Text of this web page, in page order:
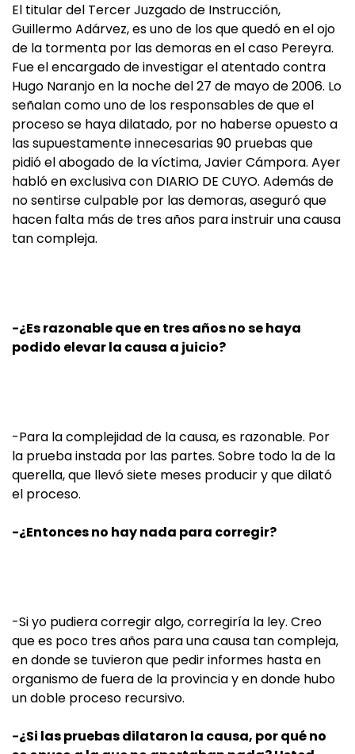
El titular del Tercer Juzgado de Instrucción,
Guillermo Adárvez, es uno de los que quedó en el ojo
de la tormenta por las demoras en el caso Pereyra.
Fue el encargado de investigar el atentado contra
Hugo Naranjo en la noche del 27 de mayo de 2006. Lo
señalan como uno de los responsables de que el
proceso se haya dilatado, por no haberse opuesto a
las supuestamente innecesarias 90 pruebas que
pidió el abogado de la víctima, Javier Cámpora. Ayer
habló en exclusiva con DIARIO DE CUYO. Además de
no sentirse culpable por las demoras, aseguró que
hacen falta más de tres años para instruir una causa
tan compleja.
-¿Es razonable que en tres años no se haya
podido elevar la causa a juicio?
-Para la complejidad de la causa, es razonable. Por
la prueba instada por las partes. Sobre todo la de la
querella, que llevó siete meses producir y que dilató
el proceso.
-¿Entonces no hay nada para corregir?
-Si yo pudiera corregir algo, corregiría la ley. Creo
que es poco tres años para una causa tan compleja,
en donde se tuvieron que pedir informes hasta en
organismo de fuera de la provincia y en donde hubo
un doble proceso recursivo.
-¿Si las pruebas dilataron la causa, por qué no